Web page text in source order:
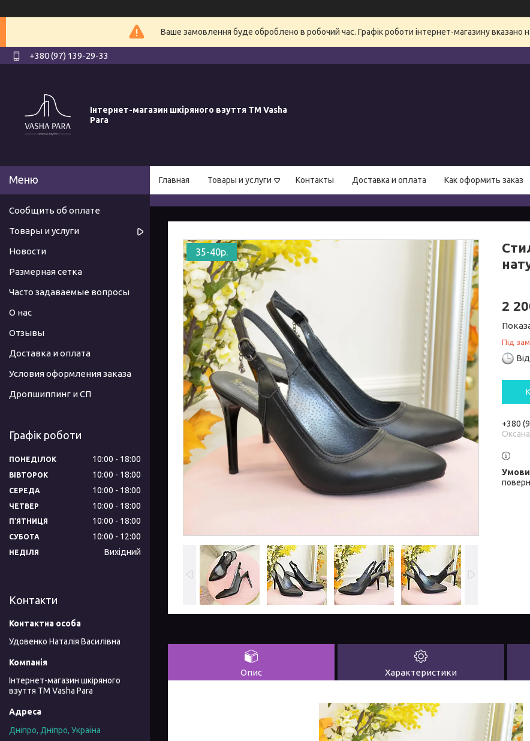
Ваше замовлення буде оброблено в робочий час. Графік роботи інтернет-магазину вказано
+380 (97) 139-29-33
Інтернет-магазин шкіряного взуття ТМ Vasha
Para
Главная Товары и услуги Контакты Доставка и оплата Как оформить заказ
35-40р.
2
Під
+380
Опис Характеристики
Сообщить об оплате
Товары и услуги
Новости
Размерная сетка
Часто задаваемые вопросы
О нас
Отзывы
Доставка и оплата
Условия оформления заказа
Дропшиппинг и СП
Графік роботи
ПОНЕДІЛОК 10:00 18:00
ВІВТОРОК 10:00 18:00
СЕРЕДА 10:00 18:00
ЧЕТВЕР 10:00 18:00
ПʼЯТНИЦЯ 10:00 18:00
СУБОТА 10:00 12:00
НЕДІЛЯ Вихідний
Контакти
Удовенко Наталія Василівна
Інтернет-магазин шкіряного
взуття ТМ Vasha Para
Дніпро, Дніпро, Україна